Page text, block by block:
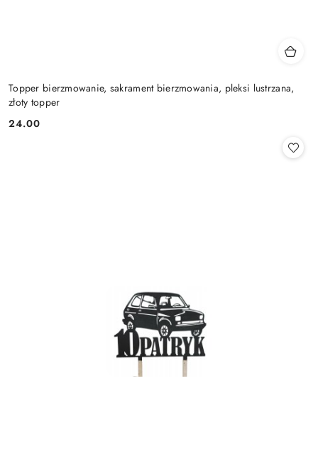
Topper bierzmowanie, sakrament bierzmowania, pleksi lustrzana,
złoty topper
Cena:
24.00